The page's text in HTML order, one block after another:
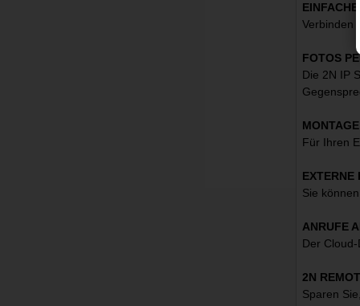
Verbinden
FOTOS
Die 2N IP
Für Ihren
EXTERNE
Sie
ANRUFE
Der
2N
Sparen